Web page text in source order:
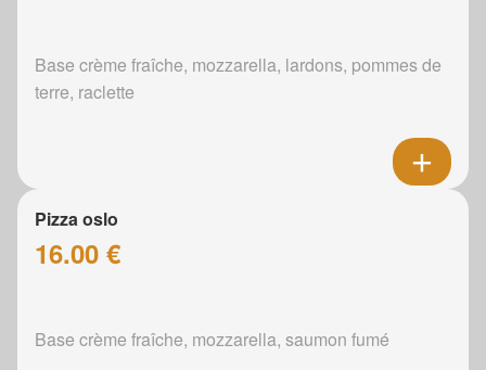
Base crème fraîche, mozzarella, lardons, pommes de
terre, raclette
Pizza oslo
16.00 €
Base crème fraîche, mozzarella, saumon fumé